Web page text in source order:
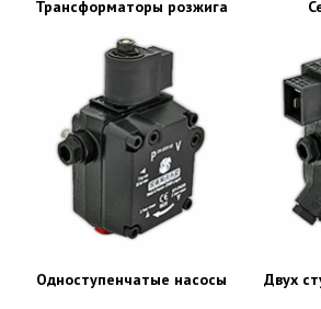
Трансформаторы розжига
Одноступенчатые насосы Двух